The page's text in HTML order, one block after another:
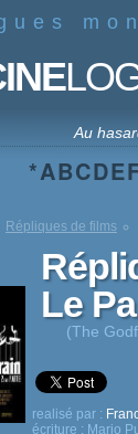
Au
*ABCDE
Répliques de films
Le
(The
realisé par :
écriture : Mario